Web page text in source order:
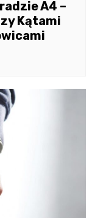
A4 –
Kątami